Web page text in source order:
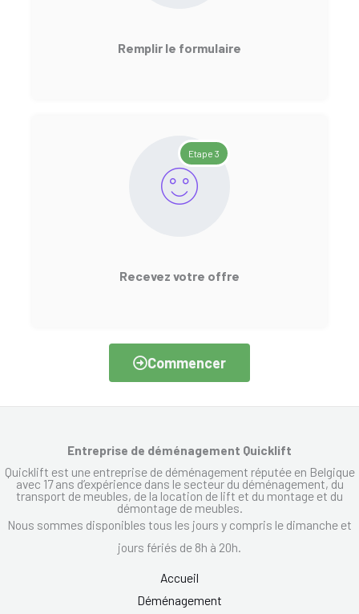
Remplir le formulaire
Etape 3
Recevez votre offre
Commencer
Entreprise de déménagement Quicklift
Quicklift est une entreprise de déménagement réputée en Belgique
avec 17 ans d’expérience dans le secteur du déménagement, du
transport de meubles, de la location de lift et du montage et du
démontage de meubles.
Nous sommes disponibles tous les jours y compris le dimanche et
jours fériés de 8h à 20h.
Accueil
Déménagement